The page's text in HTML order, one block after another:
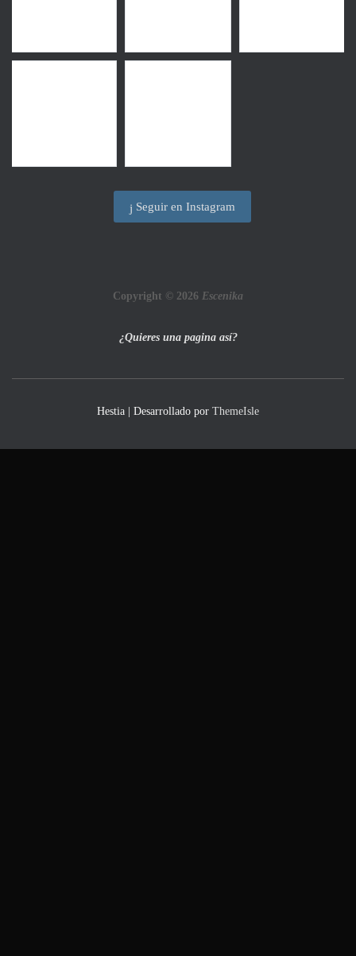
Seguir en Instagram
Copyright © 2026 Escenika
¿Quieres una pagina así?
Hestia | Desarrollado por ThemeIsle